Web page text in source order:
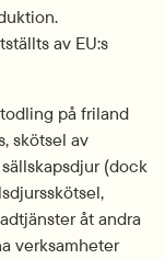
av EU:s
på friland
skötsel av
(dock
åt andra
verksamheter